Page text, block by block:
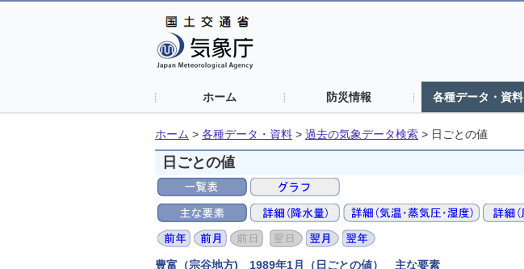
ホーム 防災情報 各種データ・資料
ホーム > 各種データ・資料 > 過去の気象データ検索 > 日ごとの値
日ごとの値
豊富（宗谷地方) 1989年1月（日ごとの値） 主な要素